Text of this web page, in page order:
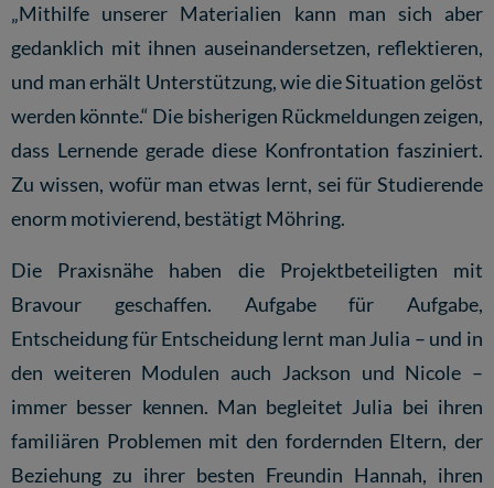
„Mithilfe unserer Materialien kann man sich aber
gedanklich mit ihnen auseinandersetzen, reflektieren,
und man erhält Unterstützung, wie die Situation gelöst
werden könnte.“ Die bisherigen Rückmeldungen zeigen,
dass Lernende gerade diese Konfrontation fasziniert.
Zu wissen, wofür man etwas lernt, sei für Studierende
enorm motivierend, bestätigt Möhring.
Die Praxisnähe haben die Projektbeteiligten mit
Bravour geschaffen. Aufgabe für Aufgabe,
Entscheidung für Entscheidung lernt man Julia – und in
den weiteren Modulen auch Jackson und Nicole –
immer besser kennen. Man begleitet Julia bei ihren
familiären Problemen mit den fordernden Eltern, der
Beziehung zu ihrer besten Freundin Hannah, ihren